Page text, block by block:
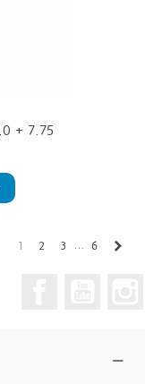
+ 7.75
1 2 3 … 6